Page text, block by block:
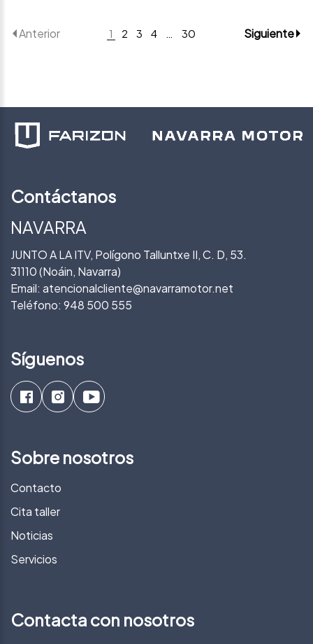
Anterior 1 2 3 4 30 Siguiente
Contáctanos
NAVARRA
JUNTO A LA ITV, Polígono Talluntxe II, C. D, 53.
31110 (Noáin, Navarra)
Email: atencionalcliente@navarramotor.net
Teléfono: 948 500 555
Síguenos
Sobre nosotros
Contacto
Cita taller
Noticias
Servicios
Contacta con nosotros